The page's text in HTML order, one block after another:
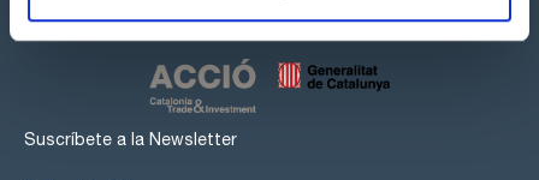
Suscríbete a la Newsletter